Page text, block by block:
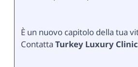
È un nuovo capitolo della tua
ContattaTurkey Luxury